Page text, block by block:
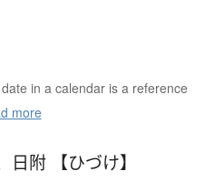
in a calendar is a reference
more
日附 【ひづけ】